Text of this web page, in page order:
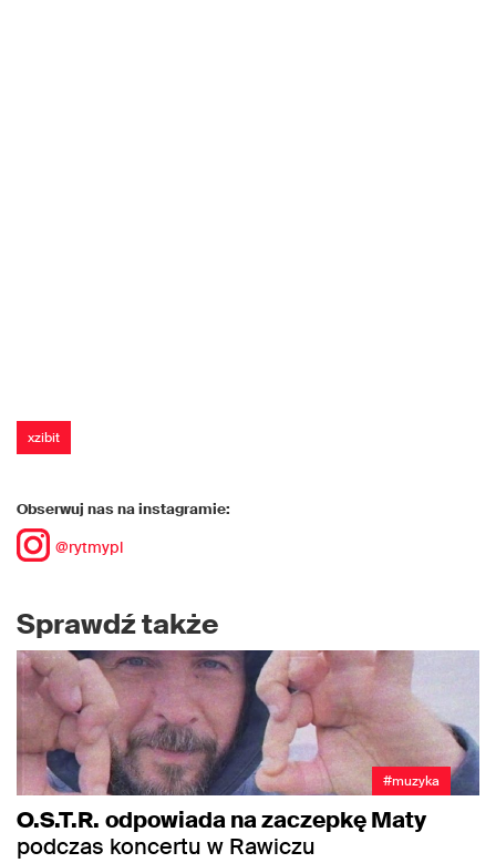
xzibit
Obserwuj nas na instagramie:
@rytmypl
Sprawdź także
#muzyka
O.S.T.R. odpowiada na zaczepkę Maty
podczas koncertu w Rawiczu